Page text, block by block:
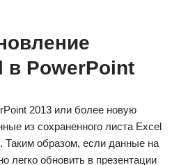
PowerPoint
2013 или более новую
из сохраненного листа Excel
Таким образом, если данные на
легко обновить в презентации